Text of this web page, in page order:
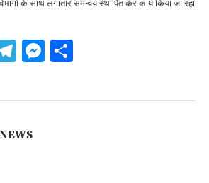
के साथ लगातार समन्वय स्थापित कर कार्य किया जा रहा
Telegram
Messenger